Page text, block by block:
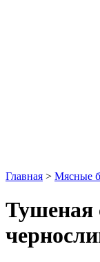
Главная > Мясные
Тушеная